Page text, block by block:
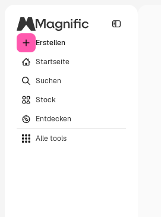
Erstellen
Startseite
Suchen
Stock
Entdecken
Alle tools